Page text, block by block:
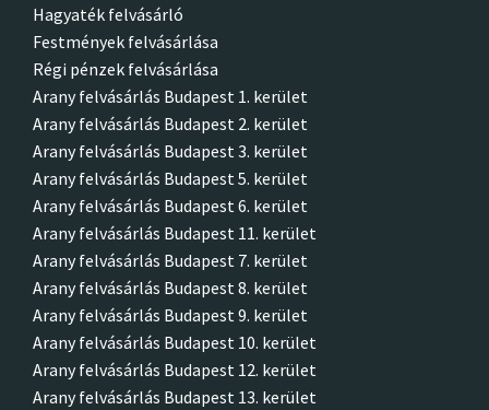
Hagyaték felvásárló
Festmények felvásárlása
Régi pénzek felvásárlása
Arany felvásárlás Budapest 1. kerület
Arany felvásárlás Budapest 2. kerület
Arany felvásárlás Budapest 3. kerület
Arany felvásárlás Budapest 5. kerület
Arany felvásárlás Budapest 6. kerület
Arany felvásárlás Budapest 11. kerület
Arany felvásárlás Budapest 7. kerület
Arany felvásárlás Budapest 8. kerület
Arany felvásárlás Budapest 9. kerület
Arany felvásárlás Budapest 10. kerület
Arany felvásárlás Budapest 12. kerület
Arany felvásárlás Budapest 13. kerület